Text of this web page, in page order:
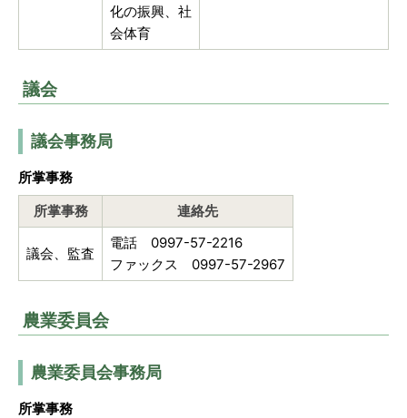
化の振興、社
会体育
議会
議会事務局
所掌事務
所掌事務
連絡先
議会、監査
電話 0997-57-2216
ファックス 0997-57-2967
農業委員会
農業委員会事務局
所掌事務